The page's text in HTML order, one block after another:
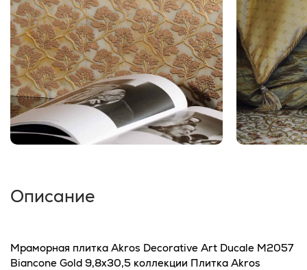
Описание
Мраморная плитка Akros Decorative Art Ducale M2057
Biancone Gold 9,8x30,5 коллекции Плитка Akros